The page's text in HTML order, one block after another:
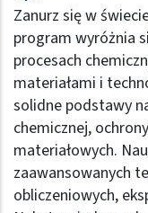
Zanurz się w
program wyróżnia
procesach
materiałami i
solidne podstawy
chemicznej,
materiałowych.
zaawansowanych
obliczeniowych,